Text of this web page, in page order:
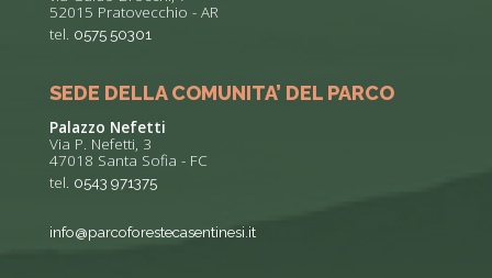
52015 Pratovecchio - AR
tel. 0575 50301
SEDE DELLA COMUNITA’ DEL PARCO
Palazzo Nefetti
Via P. Nefetti, 3
47018 Santa Sofia - FC
tel. 0543 971375
info@parcoforestecasentinesi.it